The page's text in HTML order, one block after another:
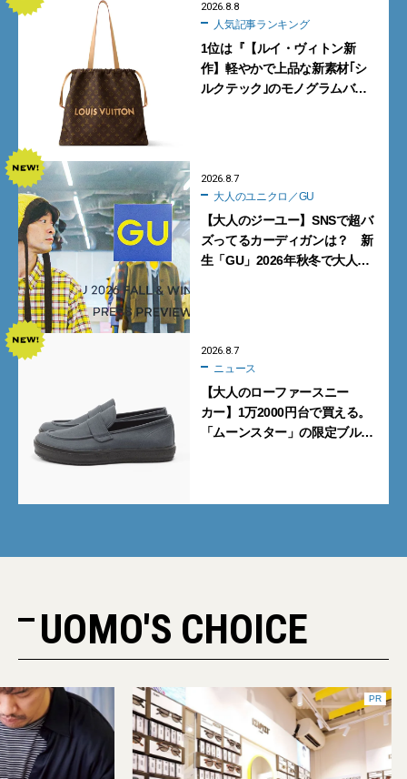
2026.8.8
人気記事ランキング
1位は『【ルイ・ヴィトン新
作】軽やかで上品な新素材｢シ
ルクテック｣のモノグラムバッ
2026.8.7
大人のユニクロ／GU
【大人のジーユー】SNSで超バ
ズってるカーディガンは？ 新
生「GU」2026年秋冬で大人メ
2026.8.7
ニュース
【大人のローファースニー
カー】1万2000円台で買える。
「ムーンスター」の限定ブルー
UOMO'S CHOICE
PR